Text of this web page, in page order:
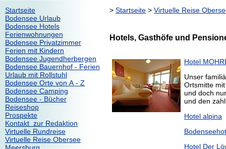
Startseite
Bodensee Urlaub
Bodensee Hotels
Ferienwohnungen
Bodensee Privatzimmer
Ferien mit Kindern
Bodensee Jugendherbergen
Bodensee Bauernhof - Ferien
Urlaub mit Rollstuhl
Bodensee Orte von A - Z
Bodensee Camping
Bodensee - Bücher
Reiseshop
Prospekte
Kontakt zur Redaktion
Virtuelle Rundreise
Virtuelle Reise Obersee
> Startseite > Virtuelle Reise
Hotels, Gasthöfe und
Hotel
Unser
Ortsmitte
und doch
und den
Hotel alpina
Hotel Der